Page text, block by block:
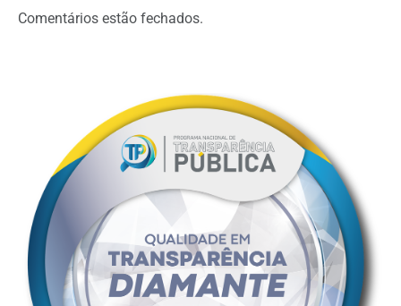
Comentários estão fechados.